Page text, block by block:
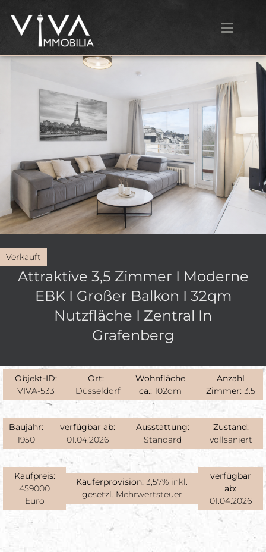
Verkauft
Attraktive 3,5 Zimmer I Moderne
EBK I Großer Balkon I 32qm
Nutzfläche I Zentral In
Grafenberg
Objekt-ID:
VIVA-533
Ort:
Düsseldorf
Wohnfläche
ca.:102qm
Anzahl
Zimmer: 3.5
Baujahr:
1950
verfügbar ab:
01.04.2026
Ausstattung:
Standard
Zustand:
vollsaniert
Kaufpreis:
459000
Euro
Käuferprovision:3,57% inkl.
gesetzl. Mehrwertsteuer
verfügbar
ab:
01.04.2026